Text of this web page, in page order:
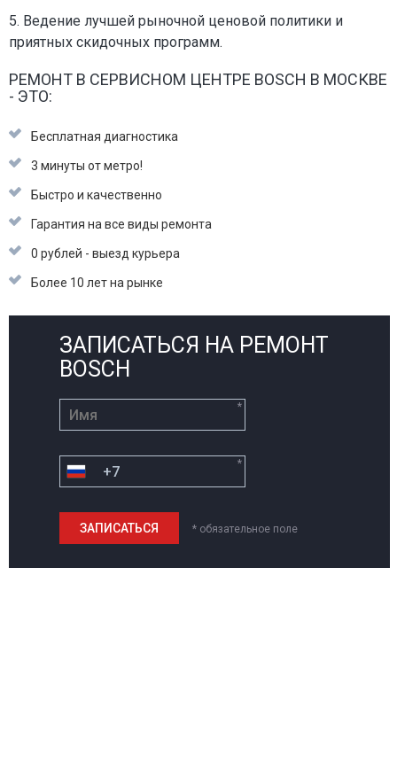
5. Ведение лучшей рыночной ценовой политики и
приятных скидочных программ.
РЕМОНТ В СЕРВИСНОМ ЦЕНТРЕ BOSCH В МОСКВЕ
- ЭТО:
Бесплатная диагностика
3 минуты от метро!
Быстро и качественно
Гарантия на все виды ремонта
0 рублей - выезд курьера
Более 10 лет на рынке
ЗАПИСАТЬСЯ НА РЕМОНТ
BOSCH
*
*
* обязательное поле